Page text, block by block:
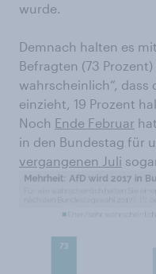
wurde.
Demnach halten es
Befragten (73
wahrscheinlich“, dass
einzieht, 19 Prozent
Noch Ende Februar
in den Bundestag für
vergangenen Juli